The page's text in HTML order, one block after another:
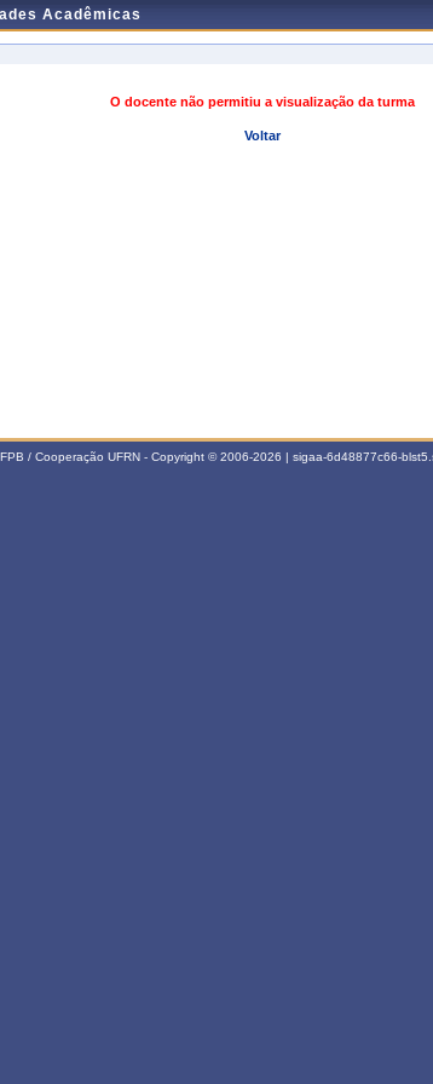
Acadêmicas
O docente não permitiu a visualização da turma
Voltar
/ Cooperação UFRN - Copyright © 2006-2026 | sigaa-6d48877c66-